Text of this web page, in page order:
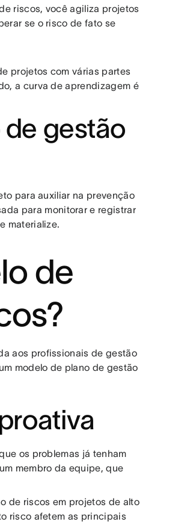
riscos, você agiliza projetos
se o risco de fato se
projetos com várias partes
a curva de aprendizagem é
gestão
para auxiliar na prevenção
para monitorar e registrar
materialize.
de
aos profissionais de gestão
modelo de plano de gestão
os problemas já tenham
membro da equipe, que
de riscos em projetos de alto
risco afetem as principais